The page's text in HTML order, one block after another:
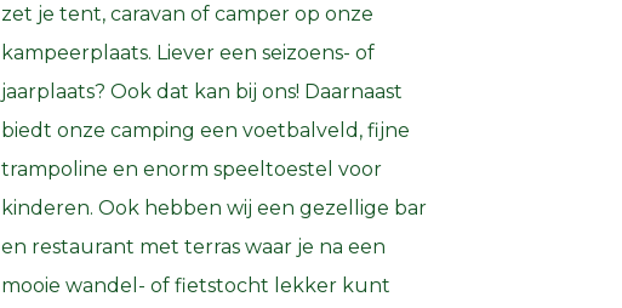
zet je tent, caravan of camper op onze
kampeerplaats. Liever een seizoens- of
jaarplaats? Ook dat kan bij ons! Daarnaast
biedt onze camping een voetbalveld, fijne
trampoline en enorm speeltoestel voor
kinderen. Ook hebben wij een gezellige bar
en restaurant met terras waar je na een
mooie wandel- of fietstocht lekker kunt